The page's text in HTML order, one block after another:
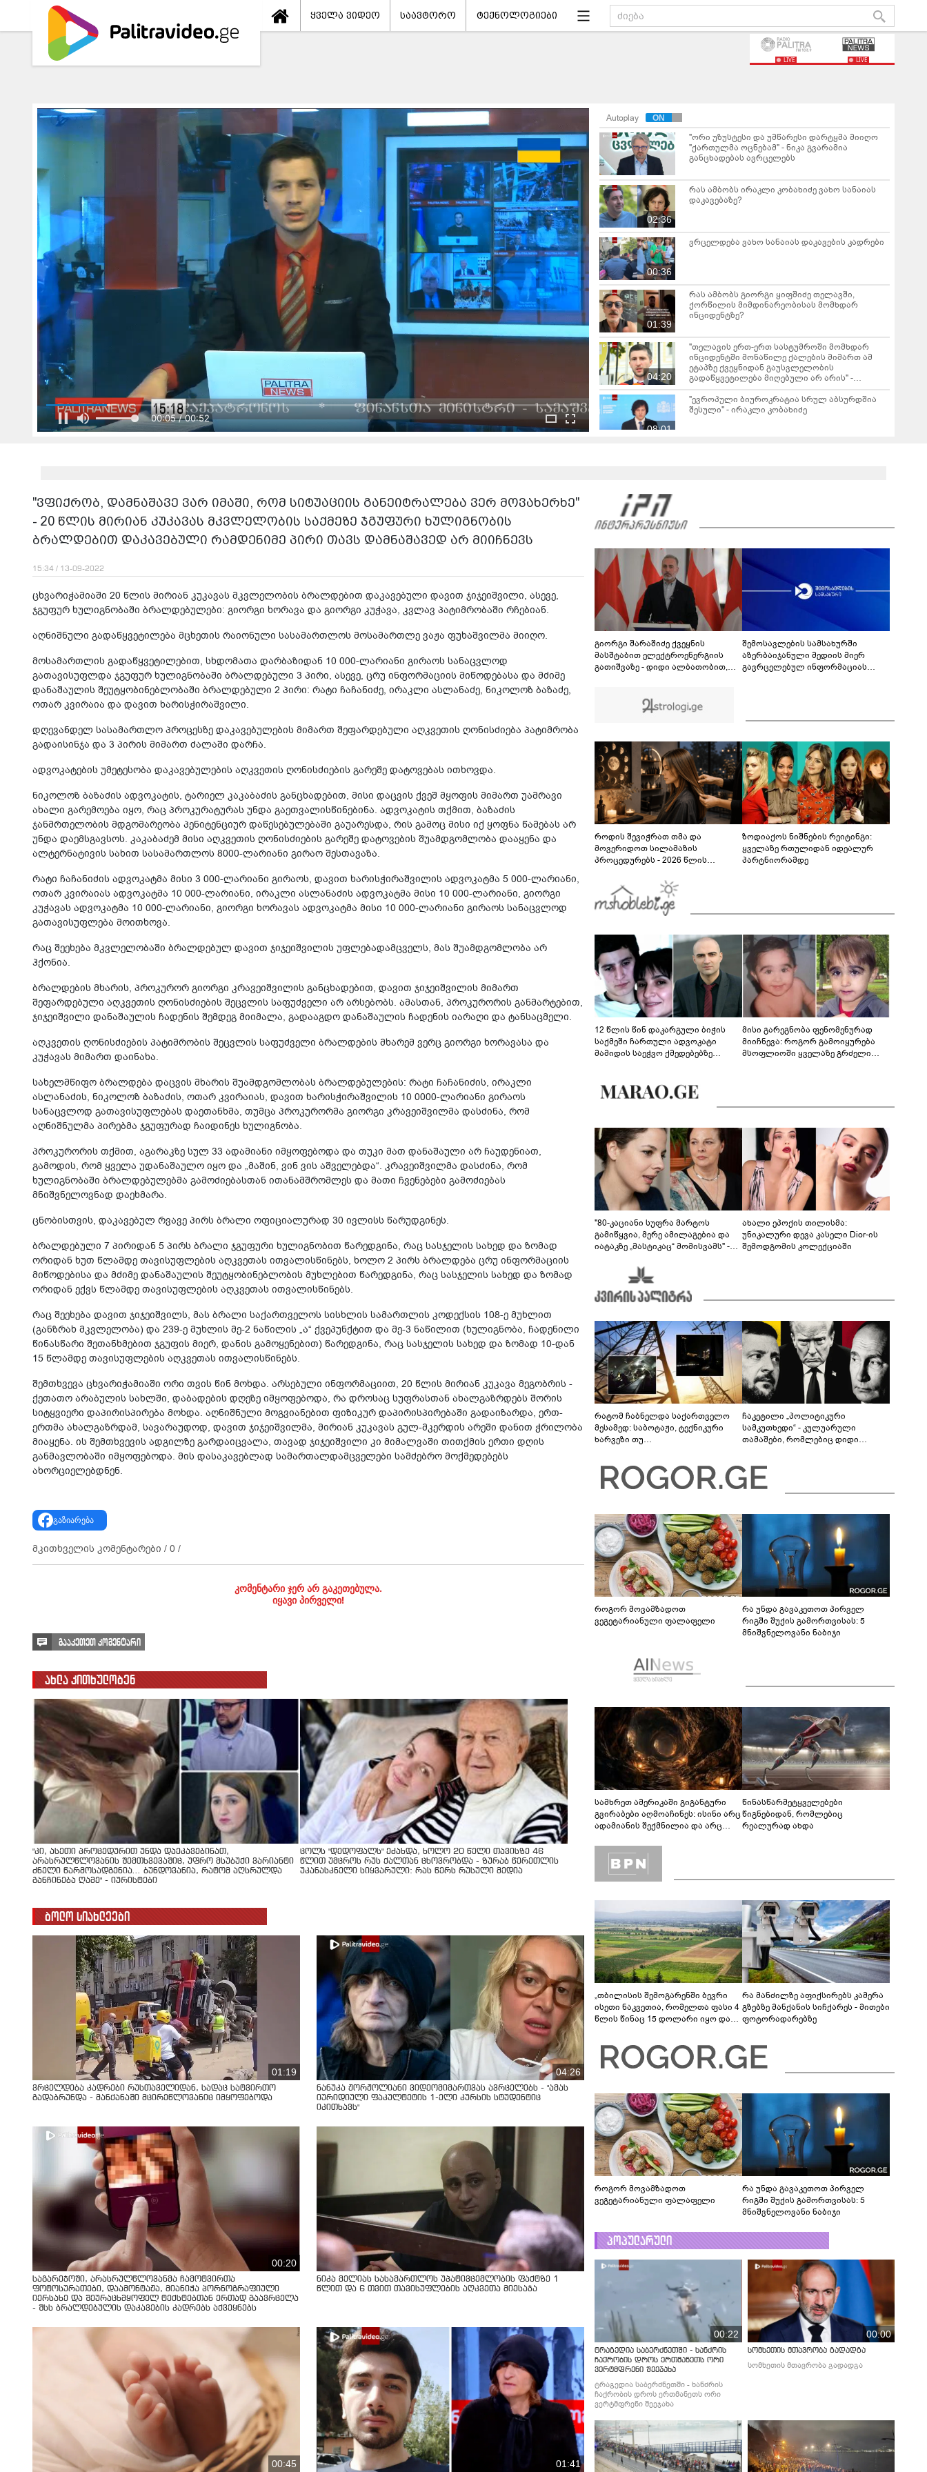
ყველა ვიდეო საავტორო ტექნოლოგიები
LIVE LIVE
00:05 / 00:52
Autoplay
"ორი უზუსტესი და უმწარესი დარტყმა მიიღო
"ქართულმა ოცნებამ" - ნიკა გვარამია
განცხადებას ავრცელებს
02:36
რას ამბობს ირაკლი კობახიძე ვახო სანაიას
დაკავებაზე?
00:36
ვრცელდება ვახო სანაიას დაკავების კადრები
01:39
რას ამბობს გიორგი ყიფშიძე თელავში,
ქორწილის მიმდინარეობისას მომხდარ
ინციდენტზე?
04:20
"თელავის ერთ-ერთ სასტუმროში მომხდარ
ინციდენტში მონაწილე ქალების მიმართ ამ
ეტაპზე ქვეყნიდან გაუსვლელობის
გადაწყვეტილება მიღებული არ არის" -
პროკურორი
08:01
"ევროპული ბიუროკრატია სრულ აბსურდშია
შესული" - ირაკლი კობახიძე
მიცემულია 28 პირი - რა დეტალები ხდება
"თელავში მშენებლობის ნებართვები
ნამდვილად არასწორად იყო გაცემული
რამდენიმე კომერციულ ობიექტზე" - ირაკლი
კობახიძე
08:58
ირაკლი კობახიძის ბრიფინგი - "არსებობს
ცნობილი გამონათქვამი - რასაც პეტრე ამბობს
პავლეზე, პეტრეზე მეტს ამბობს, ვიდრე
პავლეზე"
"ვფიქრობ, დამნაშავე ვარ იმაში, რომ სიტუაციის განეიტრალება ვერ მოვახერხე"
- 20 წლის მირიან კუკავას მკვლელობის საქმეზე ჯგუფური ხულიგნობის
ბრალდებით დაკავებული რამდენიმე პირი თავს დამნაშავედ არ მიიჩნევს
15:34 / 13-09-2022
ცხვარიჭამიაში 20 წლის მირიან კუკავას მკვლელობის ბრალდებით დაკავებული დავით ჯიჯეიშვილი, ასევე,
ჯგუფურ ხულიგნობაში ბრალდებულები: გიორგი ხორავა და გიორგი კუჭავა, კვლავ პატიმრობაში რჩებიან.
აღნიშნული გადაწყვეტილება მცხეთის რაიონული სასამართლოს მოსამართლე ვაჟა ფუხაშვილმა მიიღო.
მოსამართლის გადაწყვეტილებით, სხდომათა დარბაზიდან 10 000-ლარიანი გირაოს სანაცვლოდ
გათავისუფლდა ჯგუფურ ხულიგნობაში ბრალდებული 3 პირი, ასევე, ცრუ ინფორმაციის მიწოდებასა და მძიმე
დანაშაულის შეუტყობინებლობაში ბრალდებული 2 პირი: რატი ჩაჩანიძე, ირაკლი ასლანაძე, ნიკოლოზ ბაზაძე,
ოთარ კვირაია და დავით ხარისჭირაშვილი.
დღევანდელ სასამართლო პროცესზე დაკავებულების მიმართ შეფარდებული აღკვეთის ღონისძიება პატიმრობა
გადაისინჯა და 3 პირის მიმართ ძალაში დარჩა.
ადვოკატების უმეტესობა დაკავებულების აღკვეთის ღონისძიების გარეშე დატოვებას ითხოვდა.
ნიკოლოზ ბაზაძის ადვოკატის, ტარიელ კაკაბაძის განცხადებით, მისი დაცვის ქვეშ მყოფის მიმართ უამრავი
ახალი გარემოება იყო, რაც პროკურატურას უნდა გაეთვალისწინებინა. ადვოკატის თქმით, ბაზაძის
ჯანმრთელობის მდგომარეობა პენიტენციურ დაწესებულებაში გაუარესდა, რის გამოც მისი იქ ყოფნა წამებას არ
უნდა დაემსგავსოს. კაკაბაძემ მისი აღკვეთის ღონისძიების გარეშე დატოვების შუამდგომლობა დააყენა და
ალტერნატივის სახით სასამართლოს 8000-ლარიანი გირაო შესთავაზა.
რატი ჩაჩანიძის ადვოკატმა მისი 3 000-ლარიანი გირაოს, დავით ხარისჭირაშვილის ადვოკატმა 5 000-ლარიანი,
ოთარ კვირაიას ადვოკატმა 10 000-ლარიანი, ირაკლი ასლანაძის ადვოკატმა მისი 10 000-ლარიანი, გიორგი
კუჭავას ადვოკატმა 10 000-ლარიანი, გიორგი ხორავას ადვოკატმა მისი 10 000-ლარიანი გირაოს სანაცვლოდ
გათავისუფლება მოითხოვა.
რაც შეეხება მკვლელობაში ბრალდებულ დავით ჯიჯეიშვილის უფლებადამცველს, მას შუამდგომლობა არ
ჰქონია.
ბრალდების მხარის, პროკურორ გიორგი კრავეიშვილის განცხადებით, დავით ჯიჯეიშვილის მიმართ
შეფარდებული აღკვეთის ღონისძიების შეცვლის საფუძველი არ არსებობს. ამასთან, პროკურორის განმარტებით,
ჯიჯეიშვილი დანაშაულის ჩადენის შემდეგ მიიმალა, გადააგდო დანაშაულის ჩადენის იარაღი და ტანსაცმელი.
აღკვეთის ღონისძიების პატიმრობის შეცვლის საფუძველი ბრალდების მხარემ ვერც გიორგი ხორავასა და
კუჭავას მიმართ დაინახა.
სახელმწიფო ბრალდება დაცვის მხარის შუამდგომლობას ბრალდებულების: რატი ჩაჩანიძის, ირაკლი
ასლანაძის, ნიკოლოზ ბაზაძის, ოთარ კვირაიას, დავით ხარისჭირაშვილის 10 0000-ლარიანი გირაოს
სანაცვლოდ გათავისუფლებას დაეთანხმა, თუმცა პროკურორმა გიორგი კრავეიშვილმა დასძინა, რომ
აღნიშნულმა პირებმა ჯგუფურად ჩაიდინეს ხულიგნობა.
პროკურორის თქმით, აგარაკზე სულ 33 ადამიანი იმყოფებოდა და თუკი მათ დანაშაული არ ჩაუდენიათ,
გამოდის, რომ ყველა უდანაშაულო იყო და „მაშინ, ვინ ვის აშველებდა“. კრავეიშვილმა დასძინა, რომ
ხულიგნობაში ბრალდებულებმა გამოძიებასთან ითანამშრომლეს და მათი ჩვენებები გამოძიებას
მნიშვნელოვნად დაეხმარა.
ცნობისთვის, დაკავებულ რვავე პირს ბრალი ოფიციალურად 30 ივლისს წარუდგინეს.
ბრალდებული 7 პირიდან 5 პირს ბრალი ჯგუფური ხულიგნობით წარედგინა, რაც სასჯელის სახედ და ზომად
ორიდან ხუთ წლამდე თავისუფლების აღკვეთას ითვალისწინებს, ხოლო 2 პირს ბრალდება ცრუ ინფორმაციის
მიწოდებისა და მძიმე დანაშაულის შეუტყობინებლობის მუხლებით წარედგინა, რაც სასჯელის სახედ და ზომად
ორიდან ექვს წლამდე თავისუფლების აღკვეთას ითვალისწინებს.
რაც შეეხება დავით ჯიჯეიშვილს, მას ბრალი საქართველოს სისხლის სამართლის კოდექსის 108-ე მუხლით
(განზრახ მკვლელობა) და 239-ე მუხლის მე-2 ნაწილის „ა“ ქვეპუნქტით და მე-3 ნაწილით (ხულიგნობა, ჩადენილი
წინასწარი შეთანხმებით ჯგუფის მიერ, დანის გამოყენებით) წარედგინა, რაც სასჯელის სახედ და ზომად 10-დან
15 წლამდე თავისუფლების აღკვეთას ითვალისწინებს.
შემთხვევა ცხვარიჭამიაში ორი თვის წინ მოხდა. არსებული ინფორმაციით, 20 წლის მირიან კუკავა მეგობრის -
ქეთათო არაბულის სახლში, დაბადების დღეზე იმყოფებოდა, რა დროსაც სუფრასთან ახალგაზრდებს შორის
სიტყვიერი დაპირისპირება მოხდა. აღნიშნული მოგვიანებით ფიზიკურ დაპირისპირებაში გადაიზარდა, ერთ-
ერთმა ახალგაზრდამ, სავარაუდოდ, დავით ჯიჯეიშვილმა, მირიან კუკავას გულ-მკერდის არეში დანით ჭრილობა
მიაყენა. ის შემთხვევის ადგილზე გარდაიცვალა, თავად ჯიჯეიშვილი კი მიმალვაში თითქმის ერთი დღის
განმავლობაში იმყოფებოდა. მის დასაკავებლად სამართალდამცველები სამძებრო მოქმედებებს
ახორციელებდნენ.
გაზიარება
მკითხველის კომენტარები / 0 /
კომენტარი ჯერ არ გაკეთებულა.
იყავი პირველი!
გააკეთეთ კომენტარი
ახლა კითხულობენ
"კი, ასეთი პროცედურით უნდა დაეკავებინათ,
არასრულწლოვანის შემთხვევაშიც, უფრო მსუბუქი ვარიანტი
ძნელი წარმოსადგენია... ბუნდოვანია, რატომ აღსრულდა
განჩინება ღამე" - იურისტები
ცოლს "დედოფალს" ეძახდა, ხოლო 20 წელი თავისზე 46
წლით უმცროს რუს ქალთან ცხოვრობდა - ზურაბ წერეთლის
უკანასკნელი სიყვარული: რას წერს რუსული მედია
ბოლო სიახლეები
01:19
ვრცელდება კადრები რუსთაველიდან, სადაც სატვირთო
გადაბრუნდა - მანქანაში მცირეწლოვანიც იმყოფებოდა
04:26
ნანუკა ჟორჟოლიანი ვიდეომიმართვას ავრცელებს - "ამას
იურიდიული ფაკულტეტის 1-ელი კურსის სტუდენტიც
იკითხავს"
00:20
საგარეჯოში, არასრულწლოვანმა ჩამოტვირთა
ფოტოსურათები, დაამონტაჟა, მიანიჭა პორნოგრაფიული
იერსახე და შეურაცხმყოფელ ტექსტებთან ერთად გაავრცელა
- შსს ბრალდებულის დაკავების კადრებს აქვეყნებს
ნიკა მელიას სასამართლოს უპატივცემლობის ფაქტზე 1
წლით და 6 თვით თავისუფლების აღკვეთა მიესაჯა
00:45 01:41
გიორგი შარაშიძე ქვეყნის
მასშტაბით ელექტროენერგიის
გათიშვაზე - დიდი ალბათობით,
აღიარება ურჩევნიათ ნამდვილი
მიზეზის გამოაშკარავებას
შემოსავლების სამსახურში
აზერბაიჯანული მედიის მიერ
გავრცელებულ ინფორმაციას
როდის შევიჭრათ თმა და
მოვერიდოთ სილამაზის
პროცედურებს - 2026 წლის
გზამკვლევი
ზოდიაქოს ნიშნების რეიტინგი:
ყველაზე რთულიდან იდეალურ
პარტნიორამდე
12 წლის წინ დაკარგული ბიჭის
საქმეში ჩართული ადვოკატი
მამიდის საეჭვო ქმედებებზე
მოწოდებაზე... წლობით
მიმდინარეობდა საქმის
მისი გარეგნობა ფენომენურად
მიიჩნევა: როგორ გამოიყურება
მსოფლიოში ყველაზე გრძელი
"80-კაციანი სუფრა მარტოს
გამიწყვია, მერე ამილაგებია და
იატაკზე „მასტიკაც“ მომისვამს" -
ტრადიციების შესახებ
ახალი ეპოქის თილისმა:
უნიკალური დევა კასელი Dior-ის
შემოდგომის კოლექციაში
რატომ ჩაბნელდა საქართველო
მესამედ: საბოტაჟი, ტექნიკური
ხარვეზი თუ
ჩაკეტილი „პოლიტიკური
სამკუთხედი“ - კულუარული
თამაშები, რომლებიც დიდი
როგორ მოვამზადოთ
ვეგეტარიანული ფალაფელი
რა უნდა გავაკეთოთ პირველ
რიგში შუქის გამორთვისას: 5
მნიშვნელოვანი ნაბიჯი
სამხრეთ ამერიკაში გიგანტური
გვირაბები აღმოაჩინეს: ისინი არც
ადამიანის შექმნილია და არც
ლაბირინთები?
წინასწარმეტყველებები
წიგნებიდან, რომლებიც
რეალურად ახდა
„თბილისის შემოგარენში ბევრი
ისეთი ნაკვეთია, რომელთა ფასი 4
წლის წინაც 15 დოლარი იყო და
რა მანძილზე აფიქსირებს კამერა
გზებზე მანქანის სიჩქარეს - მითები
ფოტორადარებზე
როგორ მოვამზადოთ
ვეგეტარიანული ფალაფელი
რა უნდა გავაკეთოთ პირველ
რიგში შუქის გამორთვისას: 5
მნიშვნელოვანი ნაბიჯი
პოპულარული
00:22
ტრაგედია საბერძნეთში - ხანძრის
ჩაქრობის დროს ერთმანეთს ორი
ვერტმფრენი შეეჯახა
ტრაგედია საბერძნეთში - ხანძრის
ჩაქრობის დროს ერთმანეთს ორი
ვერტმფრენი შეეჯახა
00:00
სომხეთის მთავრობა გადადგა
სომხეთის მთავრობა გადადგა